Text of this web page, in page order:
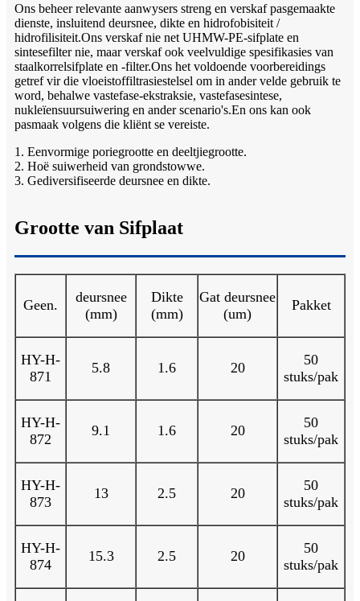
Ons beheer relevante aanwysers streng en verskaf pasgemaakte
dienste, insluitend deursnee, dikte en hidrofobisiteit /
hidrofilisiteit.Ons verskaf nie net UHMW-PE-sifplate en
sintesefilter nie, maar verskaf ook veelvuldige spesifikasies van
staalkorrelsifplate en -filter.Ons het voldoende voorbereidings
getref vir die vloeistoffiltrasiestelsel om in ander velde gebruik te
word, behalwe vastefase-ekstraksie, vastefasesintese,
nukleïensuursuiwering en ander scenario's.En ons kan ook
pasmaak volgens die kliënt se vereiste.
1. Eenvormige poriegrootte en deeltjiegrootte.
2. Hoë suiwerheid van grondstowwe.
3. Gediversifiseerde deursnee en dikte.
Grootte van Sifplaat
Geen.
deursnee
(mm)
Dikte
(mm)
Gat deursnee
(um)
Pakket
HY-H-
871
5.8 1.6 20
50
stuks/pak
HY-H-
872
9.1 1.6 20
50
stuks/pak
HY-H-
873
13 2.5 20
50
stuks/pak
HY-H-
874
15.3 2.5 20
50
stuks/pak